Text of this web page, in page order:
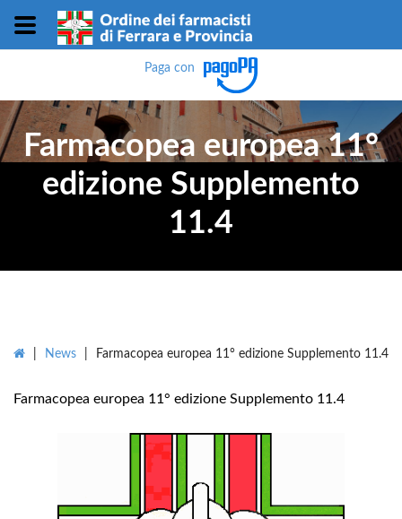
Paga con
Farmacopea europea 11°
edizione Supplemento
11.4
News Farmacopea europea 11° edizione Supplemento 11.4
Farmacopea europea 11° edizione Supplemento 11.4